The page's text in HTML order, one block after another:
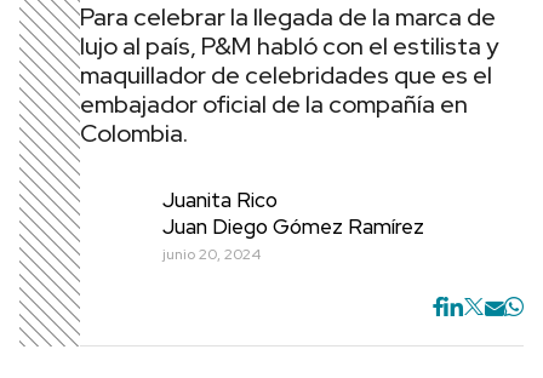
Para celebrar la llegada de la marca de
lujo al país, P&M habló con el estilista y
maquillador de celebridades que es el
embajador oficial de la compañía en
Colombia.
Juanita Rico
Juan Diego Gómez Ramírez
junio 20, 2024